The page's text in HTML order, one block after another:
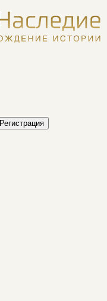
Регистрация